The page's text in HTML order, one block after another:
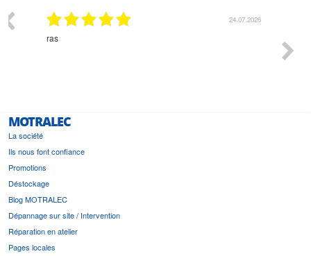
24.07.2026
ras
MOTRALEC
La société
Ils nous font confiance
Promotions
Déstockage
Blog MOTRALEC
Dépannage sur site / Intervention
Réparation en atelier
Pages locales